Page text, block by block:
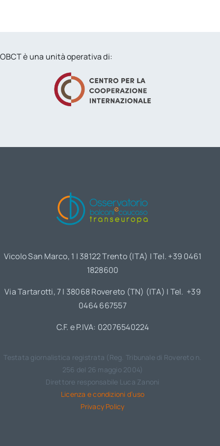
OBCT è una unità operativa di:
Vicolo San Marco, 1 | 38122 Trento (ITA) | Tel. +39 0461
1828600
Via Tartarotti, 7 | 38068 Rovereto (TN) (ITA) | Tel. +39
0464 667557
C.F. e P.IVA: 02076540224
Testata giornalistica registrata (Reg. Tribunale di Rovereto n.
256 del 26 maggio 2004)
Direttore responsabile Luca Zanoni
Licenza e condizioni d’uso
Privacy Policy